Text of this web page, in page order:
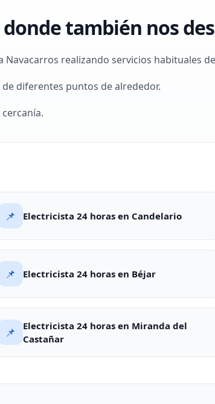
también nos
realizando servicios habituales
diferentes puntos de alrededor.
📌 Electricista 24 horas en Candelario
📌 Electricista 24 horas en Béjar
📌
Electricista 24 horas en Miranda del
Castañar